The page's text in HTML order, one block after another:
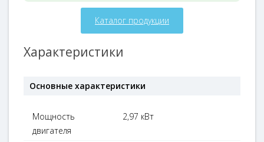
Каталог продукции
Характеристики
Основные характеристики
Мощность
двигателя
2,97 кВт